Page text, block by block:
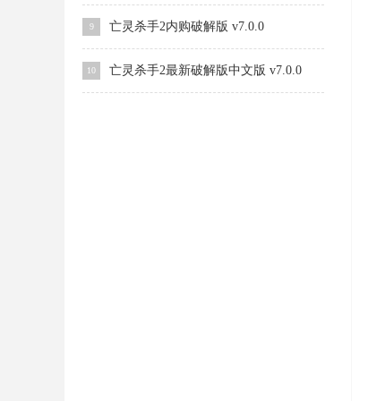
9 亡灵杀手2内购破解版 v7.0.0
10 亡灵杀手2最新破解版中文版 v7.0.0